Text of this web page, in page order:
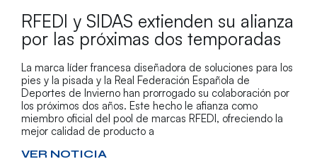
RFEDI y SIDAS extienden su alianza
por las próximas dos temporadas
La marca líder francesa diseñadora de soluciones para los
pies y la pisada y la Real Federación Española de
Deportes de Invierno han prorrogado su colaboración por
los próximos dos años. Este hecho le afianza como
miembro oficial del pool de marcas RFEDI, ofreciendo la
mejor calidad de producto a
VER NOTICIA